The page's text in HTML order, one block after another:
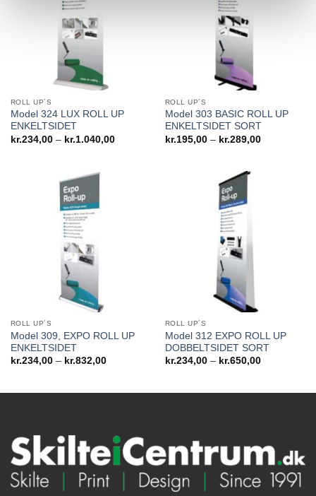
ROLL UP´S
Model 324 LUX ROLL UP
ENKELTSIDET
kr.234,00 – kr.1.040,00Prisinterval:
ROLL UP´S
Model 303 BASIC ROLL UP
ENKELTSIDET SORT
kr.195,00 – kr.289,00Prisinterval:
ROLL UP´S
Model 309, EXPO ROLL UP
ENKELTSIDET
kr.234,00 – kr.832,00Prisinterval:
ROLL UP´S
Model 312 EXPO ROLL UP
DOBBELTSIDET SORT
kr.234,00 – kr.650,00Prisinterval: